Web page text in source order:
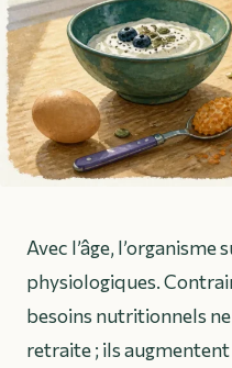
Avec l’âge,
physiologiques.
besoins nutritionnels
retraite ; ils